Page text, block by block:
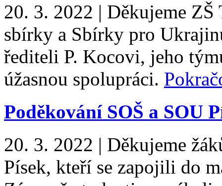
20. 3. 2022 | Děkujeme ZŠ
sbírky a Sbírky pro
řediteli P. Kocovi, jeho
úžasnou spolupráci.
Poděkování SOŠ a SOU
20. 3. 2022 | Děkujeme
Písek, kteří se zapojili do